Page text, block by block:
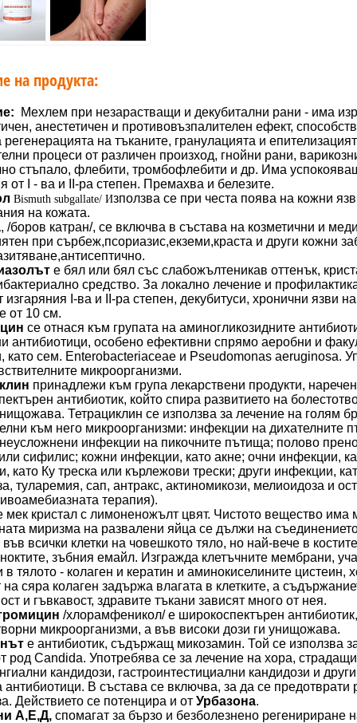
на продукта:
Мехлем при незарастващи и декубитални рани - има
анестетичен и противовъзпалителен ефект,
регенерацията на тъканите, гранулацията и
процеси от различен произход, гнойни рани,
стъпало, флебити, тромбофлебити и др. Има
от I - ва и II-ра степен. Премахва и белезите.
Bismuth subgallate/ Използва се при честа поява на кожни
на
, /боров катран/, се включва в състава на козметични и
при сърбеж,псориазис,екземи,краста и други кожни
е бял или бял със слабожълтеникав оттенък,
средство. За локално лечение и
изгаряния I-ва и II-pa степен, декубитуси, хронични язви
от 10 см.
се отнася към групата на аминогликозидните
антибиотици, особено ефективни спрямо аеробни и
като сем. Enterobacteriaceae и Pseudomonas aeruginosa.
микроорганизми.
принадлежи към група лекарствени продукти,
антибиотик, който спира развитието на
Тетрациклин се използва за лечение на голям
към него микроорганизми: инфекции на дихателните
инфекции на пикочните пътища; полово
сифилис; кожни инфекции, като акне; очни инфекции,
като Ку треска или кърлежови трески; други инфекции,
туларемия, сап, антракс, актиномикози, мелиоидоза и
терапия).
мек кристал с лимоненожълт цвят. Чистото вещество има
миризма на развалени яйца се дължи на
всички клетки на човешкото тяло, но най-вече в
ноктите, зъбния емайл. Изгражда клетъчните мембрани,
в тялото - колаген и кератин и аминокиселините цистеин,
на сяра колаген задържа влагата в клетките, а
и гъвкавост, здравите тъкани зависят много от нея.
/хлорамфеникол/ е широкоспектърен
микроорганизми, а във високи дози ги унищожава.
е антибиотик, съдържащ микозамин. Той се използва
род Candida. Употребява се за лечение на хора,
кандидози, гастроинтестициални кандидози и
антибиотици. В състава се включва, за да се предотврати
Действието се потенцира и от Урбазона.
А,Е,Д, спомагат за бързо и безболезнено